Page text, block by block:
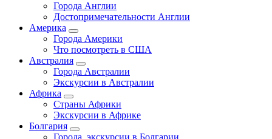
Города Англии
Достопримечательности Англии
Америка
Города Америки
Что посмотреть в США
Австралия
Города Австралии
Экскурсии в Австралии
Африка
Страны Африки
Экскурсии в Африке
Болгария
Города, экскурсии в Болгарии